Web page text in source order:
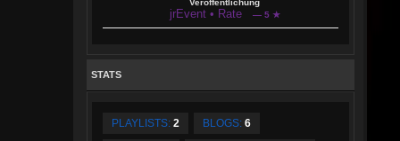
Veröffentlichung
jrEvent • Rate — 5 ★
STATS
PLAYLISTS: 2 BLOGS: 6